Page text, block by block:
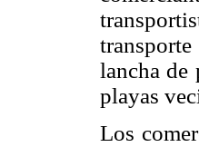
lancha de
playas
Los